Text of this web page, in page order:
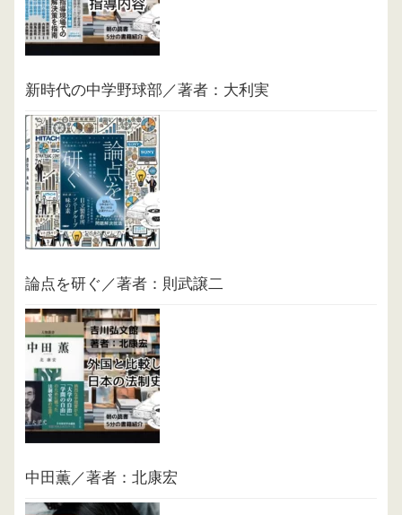
新時代の中学野球部／著者：大利実
論点を研ぐ／著者：則武譲二
中田薫／著者：北康宏